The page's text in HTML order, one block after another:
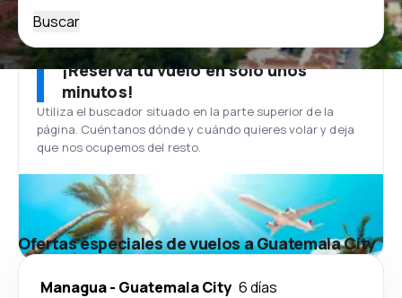
Buscar
¡Reserva tu vuelo en solo unos
minutos!
Utiliza el buscador situado en la parte superior de la
página. Cuéntanos dónde y cuándo quieres volar y deja
que nos ocupemos del resto.
Ofertas especiales de vuelos a Guatemala City
Managua- Guatemala City 6 días